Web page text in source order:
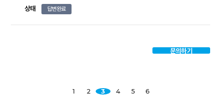
상태 답변완료
문의하기
1 2 3 4 5 6